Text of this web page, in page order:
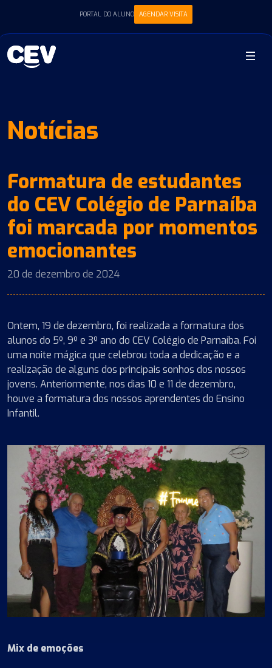
PORTAL DO ALUNO AGENDAR VISITA
Notícias
Formatura de estudantes
do CEV Colégio de Parnaíba
foi marcada por momentos
emocionantes
20 de dezembro de 2024
Ontem, 19 de dezembro, foi realizada a formatura dos
alunos do 5º, 9º e 3º ano do CEV Colégio de Parnaíba. Foi
uma noite mágica que celebrou toda a dedicação e a
realização de alguns dos principais sonhos dos nossos
jovens. Anteriormente, nos dias 10 e 11 de dezembro,
houve a formatura dos nossos aprendentes do Ensino
Infantil.
Mix de emoções